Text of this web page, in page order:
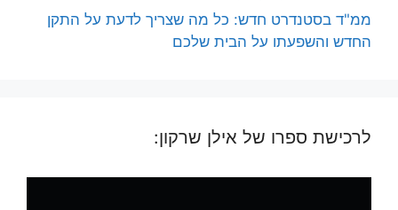
ממ"ד בסטנדרט חדש: כל מה שצריך לדעת על התקן
החדש והשפעתו על הבית שלכם
לרכישת ספרו של אילן שרקון: